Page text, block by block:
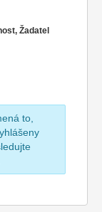
Žadatel
to,